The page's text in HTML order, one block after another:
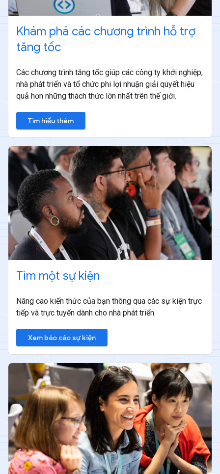
Khám phá các chương trình hỗ trợ
tăng tốc
Các chương trình tăng tốc giúp các công ty khởi nghiệp,
nhà phát triển và tổ chức phi lợi nhuận giải quyết hiệu
quả hơn những thách thức lớn nhất trên thế giới.
Tìm hiểu thêm
Tìm một sự kiện
Nâng cao kiến thức của bạn thông qua các sự kiện trực
tiếp và trực tuyến dành cho nhà phát triển.
Xem báo cáo sự kiện